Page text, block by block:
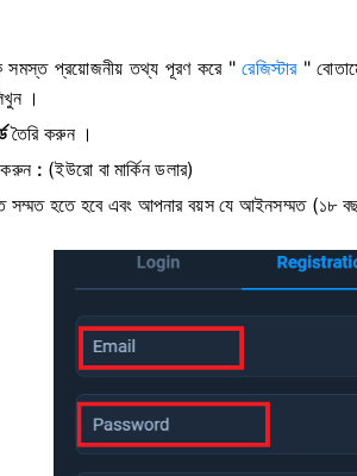
প্রয়োজনীয় তথ্য পূরণ করে "রেজিস্টার"
।
তৈরি করুন ।
করুন : (ইউরো বা মার্কিন ডলার)
সম্মত হতে হবে এবং আপনার বয়স যে আইনসম্মত (১৮